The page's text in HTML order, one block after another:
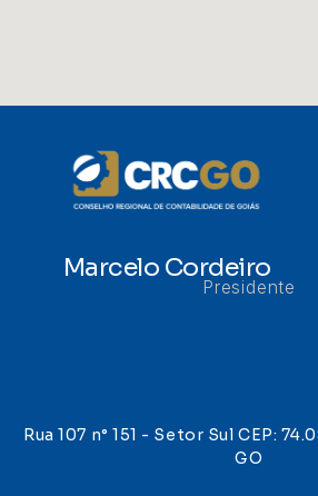
Marcelo Cordeiro
Presidente
Rua 107 n° 151 - Setor Sul CEP:
GO